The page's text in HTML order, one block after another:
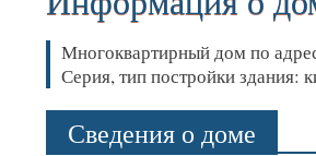
Многоквартирный дом по
Серия, тип постройки
Сведения о доме